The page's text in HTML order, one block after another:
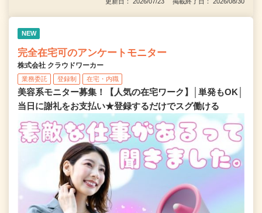
更新日： 2026/07/23 掲載終了日： 2026/08/30
NEW
完全在宅可のアンケートモニター
株式会社 クラウドワーカー
業務委託 登録制 在宅・内職
美容系モニター募集！【人気の在宅ワーク】│単発もOK│
当日に謝礼をお支払い★登録するだけでスグ働ける